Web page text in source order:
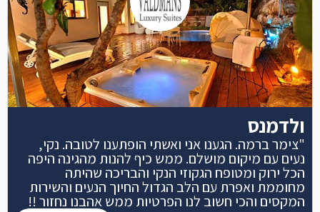
ולדמנס
"צימר ברמה. הגענו אני ואשתי הופתענו לטובה. נקי,
נעים עם מיקום מושלם. ממש כיף להנות מהגינה היפה
הכל ירוק ומטופח הגקוזי הנקי והבריכה שהיתה
מחוממת ואפרת עם הלב הגדול החיוך הנעים והשירות
המקסים והכי חשוב לנו הפרטיות ממש אהבנו נחזור !!